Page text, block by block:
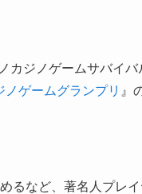
カジノゲームサバイ
ゲームグランプリ 』
るなど、著名人プレ